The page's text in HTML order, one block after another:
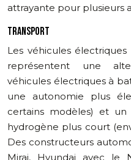
attrayante pour plusieurs
TRANSPORT
Les véhicules
représentent une
véhicules électriques à
une autonomie plus
certains modèles) et
hydrogène plus court
Des constructeurs
Mirai, Hyundai avec le